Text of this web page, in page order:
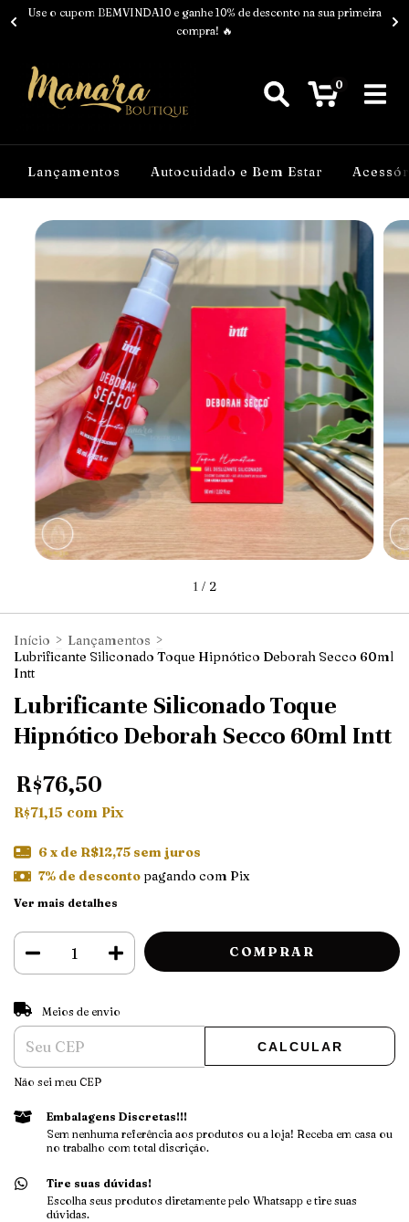
Use o cupom BEMVINDA10 e ganhe 10% de desconto na sua primeira
compra! 🔥
0
Lançamentos Autocuidado e Bem Estar
1 / 2
Início > Lançamentos >
Lubrificante Siliconado Toque Hipnótico Deborah Secco 60ml
Intt
Lubrificante Siliconado Toque
Hipnótico Deborah Secco 60ml Intt
R$76,50
R$71,15 com Pix
6 x de R$12,75 sem juros
7% de descontopagando com Pix
Ver mais detalhes
Entregas para o CEP:
Meios de envio
CALCULAR
Não sei meu CEP
Embalagens Discretas!!!
Sem nenhuma referência aos produtos ou a loja! Receba em casa ou
no trabalho com total discrição.
Tire suas dúvidas!
Escolha seus produtos diretamente pelo Whatsapp e tire suas
dúvidas.